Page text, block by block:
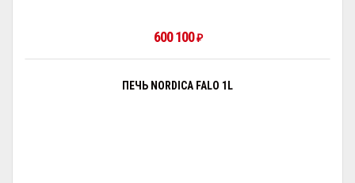
600 100₽
ПЕЧЬ NORDICA FALO 1L